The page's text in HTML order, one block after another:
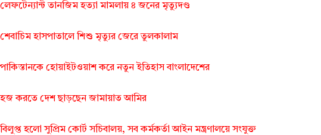
লেফটেন্যান্ট তানজিম হত্যা মামলায় ৪ জনের মৃত্যুদণ্ড
শেবাচিম হাসপাতালে শিশু মৃত্যুর জেরে তুলকালাম
পাকিস্তানকে হোয়াইটওয়াশ করে নতুন ইতিহাস বাংলাদেশের
হজ করতে দেশ ছাড়ছেন জামায়াত আমির
বিলুপ্ত হলো সুপ্রিম কোর্ট সচিবালয়, সব কর্মকর্তা আইন মন্ত্রণালয়ে সংযুক্ত